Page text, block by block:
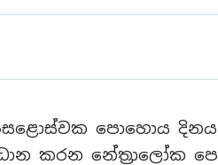
පොහොය
කරන නේත්‍රාලෝක